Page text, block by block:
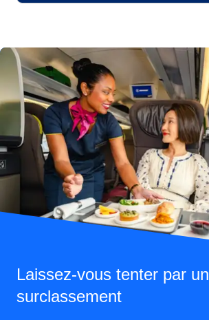
Laissez-vous tenter par un
surclassement